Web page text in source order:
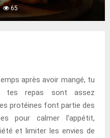
65
après avoir mangé, tu
tes repas sont assez
protéines font partie des
pour calmer l’appétit,
et limiter les envies de